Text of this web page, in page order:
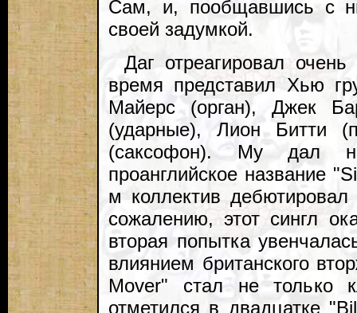
Сам, и, пообщавшись с
своей задумкой.
Даг отреагировал
время представил Хью
Майерс (орган), Джек
(ударные), Лион Битти
(саксофон). Му дал
проанглийское название
м коллектив
сожалению, этот сингл
вторая попытка
влиянием британского
Mover" стал не только
отметился в двадцатке